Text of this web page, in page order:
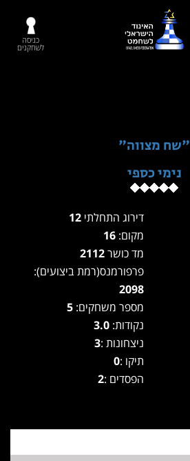
כניסה
לשחקנים
"שח מצווה"
נימי כספי
דירוג התחלתי
מקום:
מד כושר
פרפורמנס(רמת ביצועים):
2098
מספר משחקים:
נקודות: 3.0
ניצחונות :3
תיקו :0
הפסדים :2